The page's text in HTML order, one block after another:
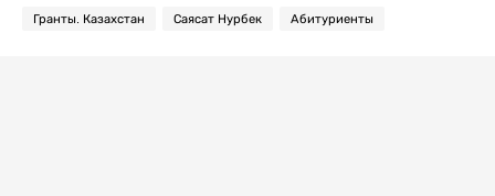
Гранты. Казахстан Саясат Нурбек Абитуриенты